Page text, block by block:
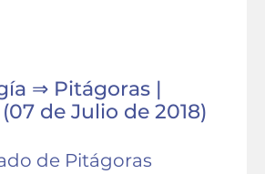
⇒ Pitágoras |
de Julio de 2018)
de Pitágoras